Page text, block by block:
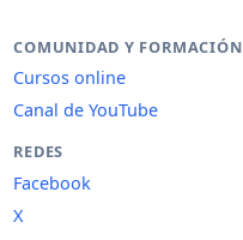
COMUNIDAD Y FORMACIÓN
Cursos online
Canal de YouTube
REDES
Facebook
X